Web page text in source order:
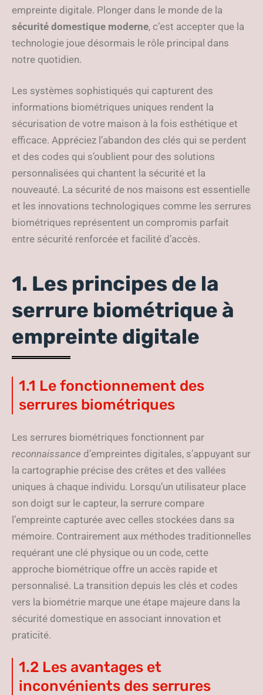
empreinte digitale. Plonger dans le monde de la
sécurité domestique moderne, c’est accepter que la
technologie joue désormais le rôle principal dans
notre quotidien.
Les systèmes sophistiqués qui capturent des
informations biométriques uniques rendent la
sécurisation de votre maison à la fois esthétique et
efficace. Appréciez l’abandon des clés qui se perdent
et des codes qui s’oublient pour des solutions
personnalisées qui chantent la sécurité et la
nouveauté. La sécurité de nos maisons est essentielle
et les innovations technologiques comme les serrures
biométriques représentent un compromis parfait
entre sécurité renforcée et facilité d’accès.
1. Les principes de la
serrure biométrique à
empreinte digitale
1.1 Le fonctionnement des
serrures biométriques
Les serrures biométriques fonctionnent par
reconnaissance d’empreintes digitales, s’appuyant sur
la cartographie précise des crêtes et des vallées
uniques à chaque individu. Lorsqu’un utilisateur place
son doigt sur le capteur, la serrure compare
l’empreinte capturée avec celles stockées dans sa
mémoire. Contrairement aux méthodes traditionnelles
requérant une clé physique ou un code, cette
approche biométrique offre un accès rapide et
personnalisé. La transition depuis les clés et codes
vers la biométrie marque une étape majeure dans la
sécurité domestique en associant innovation et
praticité.
1.2 Les avantages et
inconvénients des serrures